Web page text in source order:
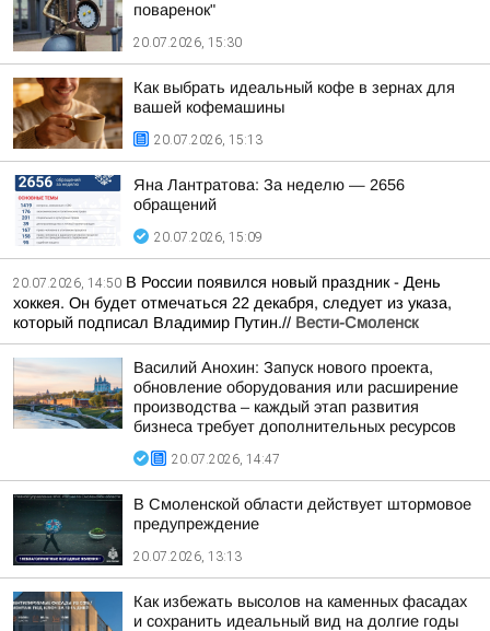
поваренок"
20.07.2026, 15:30
Как выбрать идеальный кофе в зернах для
вашей кофемашины
20.07.2026, 15:13
Яна Лантратова: За неделю — 2656
обращений
20.07.2026, 15:09
20.07.2026, 14:50 В России появился новый праздник - День
хоккея. Он будет отмечаться 22 декабря, следует из указа,
который подписал Владимир Путин.// Вести-Смоленск
Василий Анохин: Запуск нового проекта,
обновление оборудования или расширение
производства – каждый этап развития
бизнеса требует дополнительных ресурсов
20.07.2026, 14:47
В Смоленской области действует штормовое
предупреждение
20.07.2026, 13:13
Как избежать высолов на каменных фасадах
и сохранить идеальный вид на долгие годы